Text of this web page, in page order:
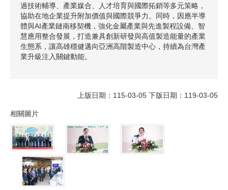
過技術輔導、產業媒合、人才培育與國際拓銷等多元策略，
協助在地企業提升附加價值與國際競爭力。同時，因應半導
體與AI產業鏈南移契機，強化金屬產業與先進製程設備、智
慧應用整合發展，打造兼具創新研發與高值製造能量的產業
生態系，讓高雄穩健邁向亞洲高階製造中心，持續為台灣產
業升級注入關鍵動能。
上版日期：115-03-05 下版日期：119-03-05
相關圖片